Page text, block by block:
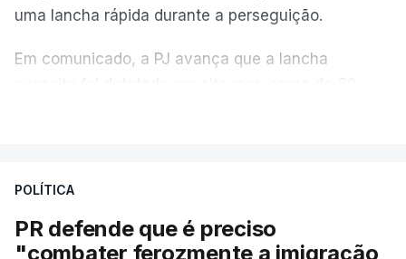
uma lancha rápida durante a perseguição.
Em comunicado, a PJ avança que a lancha
desencadeando uma ação de prevenção
articulação com a Marinha, a Autoridade Marítima
Nacional e a Força Aérea.
POLÍTICA
PR defende que é preciso
"combater ferozmente a imigração